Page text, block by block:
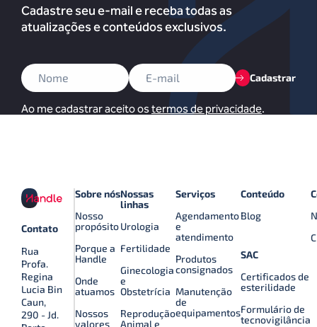
Cadastre seu e-mail e receba todas as
atualizações e conteúdos exclusivos.
Cadastrar
Ao me cadastrar aceito ostermos de privacidade.
Contato
Rua
Profa.
Regina
Lucia Bin
Caun,
290 - Jd.
Sobre nós
Nosso
propósito
Porque a
Handle
Onde
atuamos
Nossos
valores
Nossas
linhas
Urologia
Fertilidade
Ginecologia
e
Obstetrícia
Reprodução
Animal e
Serviços
Agendamento
e
atendimento
Produtos
consignados
Manutenção
de
equipamentos
Conteúdo
Blog
SAC
Certificados de
esterilidade
Formulário de
tecnovigilância